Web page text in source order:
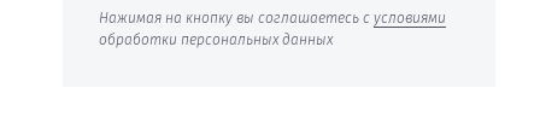
Нажимая на кнопку вы соглашаетесь с условиями
обработки персональных данных